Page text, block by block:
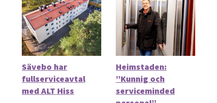
Sävebo har
fullserviceavtal
med ALT Hiss
Heimstaden:
”Kunnig och
serviceminded